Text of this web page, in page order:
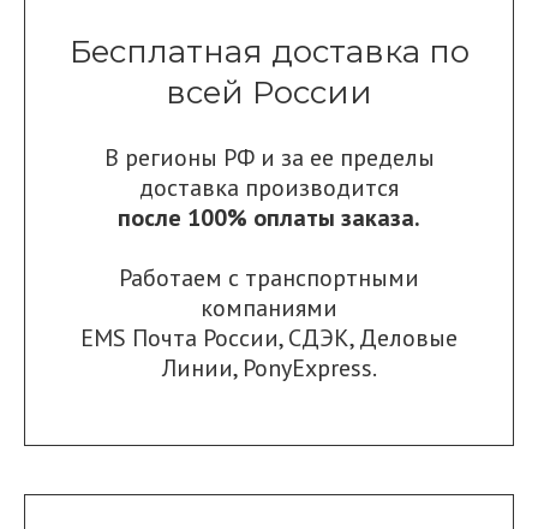
Бесплатная доставка по
всей России
В регионы РФ и за ее пределы
доставка производится
после 100% оплаты заказа.
Работаем с транспортными
компаниями
EMS Почта России,СДЭК,Деловые
Линии, PonyExpress.